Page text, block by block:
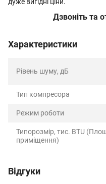
дуже вигідні ціни.
Дзвоніть та
Характеристики
Рівень шуму, дБ
Тип компресора
Режим роботи
Типорозмір, тис. BTU
приміщення)
Відгуки